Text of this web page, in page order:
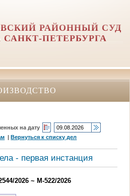
РАЙОННЫЙ СУД
САНКТ-ПЕТЕРБУРГА
на дату
|Вернуться к списку дел
- первая инстанция
2026 ~ М-522/2026